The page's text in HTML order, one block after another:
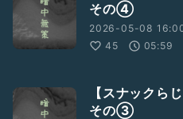
その④
2026-05-08
45
05:59
【スナックら
その③